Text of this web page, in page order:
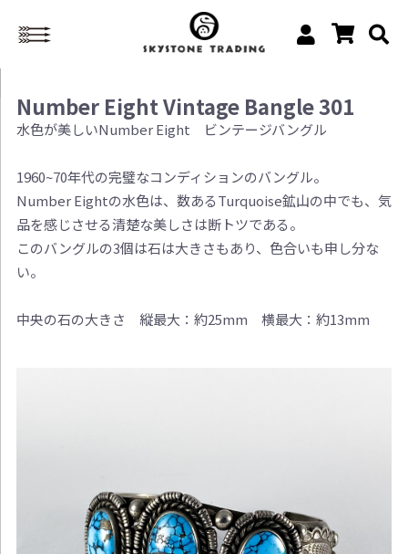
Number Eight Vintage Bangle 301
水色が美しいNumber Eight ビンテージバングル
1960~70年代の完璧なコンディションのバングル。
Number Eightの水色は、数あるTurquoise鉱山の中でも、気
品を感じさせる清楚な美しさは断トツである。
このバングルの3個は石は大きさもあり、色合いも申し分な
い。
中央の石の大きさ 縦最大：約25mm 横最大：約13mm